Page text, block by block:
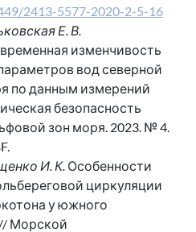
2413-5577-2020-2-5-16
Е. В.
изменчивость
вод северной
по данным измерений
безопасность
зон моря. 2023. № 4.
И. К. Особенности
циркуляции
у южного
Морской